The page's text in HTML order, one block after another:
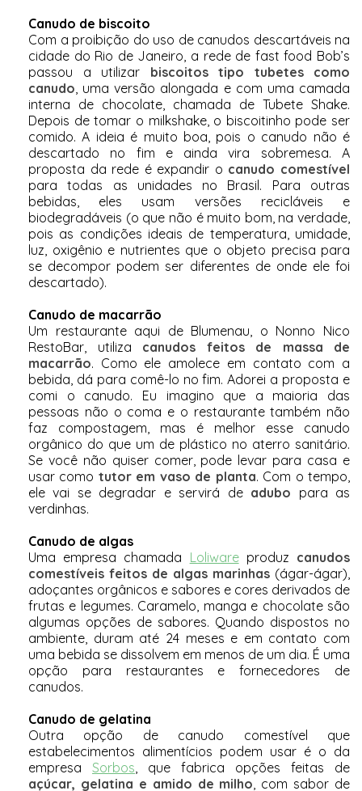
Canudo de biscoito
Com a proibição do uso de canudos descartáveis na
cidade do Rio de Janeiro, a rede de fast food Bob’s
passou a utilizar biscoitos tipo tubetes como
canudo, uma versão alongada e com uma camada
interna de chocolate, chamada de Tubete Shake.
Depois de tomar o milkshake, o biscoitinho pode ser
comido. A ideia é muito boa, pois o canudo não é
descartado no fim e ainda vira sobremesa. A
proposta da rede é expandir o canudo comestível
para todas as unidades no Brasil. Para outras
bebidas, eles usam versões recicláveis e
biodegradáveis (o que não é muito bom, na verdade,
pois as condições ideais de temperatura, umidade,
luz, oxigênio e nutrientes que o objeto precisa para
se decompor podem ser diferentes de onde ele foi
descartado).
Canudo de macarrão
Um restaurante aqui de Blumenau, o Nonno Nico
RestoBar, utiliza canudos feitos de massa de
macarrão. Como ele amolece em contato com a
bebida, dá para comê-lo no fim. Adorei a proposta e
comi o canudo. Eu imagino que a maioria das
pessoas não o coma e o restaurante também não
faz compostagem, mas é melhor esse canudo
orgânico do que um de plástico no aterro sanitário.
Se você não quiser comer, pode levar para casa e
usar como tutor em vaso de planta. Com o tempo,
ele vai se degradar e servirá de adubo para as
verdinhas.
Canudo de algas
Uma empresa chamada Loliwareproduz canudos
comestíveis feitos de algas marinhas (ágar-ágar),
adoçantes orgânicos e sabores e cores derivados de
frutas e legumes. Caramelo, manga e chocolate são
algumas opções de sabores. Quando dispostos no
ambiente, duram até 24 meses e em contato com
uma bebida se dissolvem em menos de um dia. É uma
opção para restaurantes e fornecedores de
canudos.
Canudo de gelatina
Outra opção de canudo comestível que
estabelecimentos alimentícios podem usar é o da
empresa Sorbos, que fabrica opções feitas de
açúcar, gelatina e amido de milho, com sabor de